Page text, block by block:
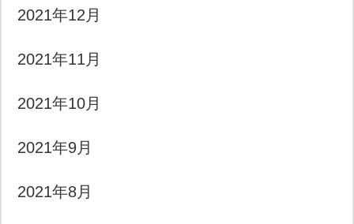
2021年12月
2021年11月
2021年10月
2021年9月
2021年8月